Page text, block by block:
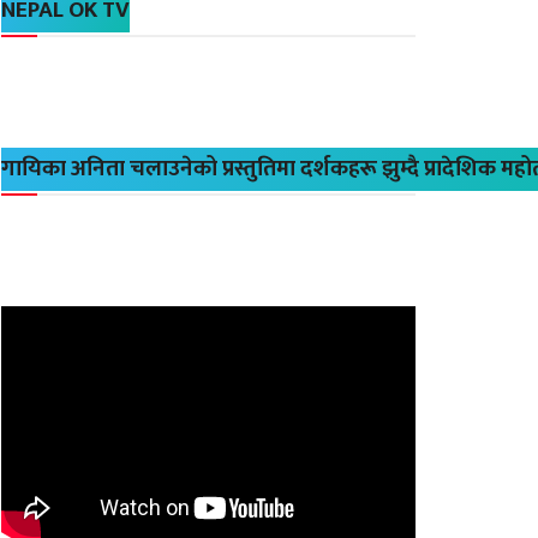
NEPAL OK TV
गायिका अनिता चलाउनेको प्रस्तुतिमा दर्शकहरू झुम्दै प्रादेशिक